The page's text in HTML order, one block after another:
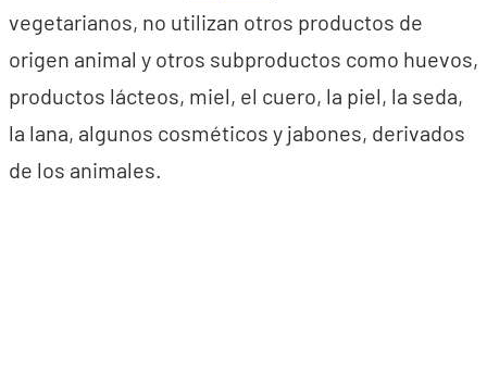
vegetarianos, no utilizan otros productos de
origen animal y otros subproductos como huevos,
productos lácteos, miel, el cuero, la piel, la seda,
la lana, algunos cosméticos y jabones, derivados
de los animales.